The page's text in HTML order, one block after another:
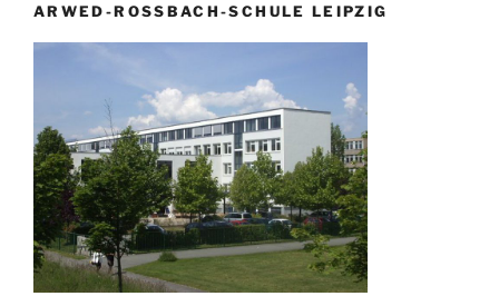
ARWED-ROSSBACH-SCHULE LEIPZIG